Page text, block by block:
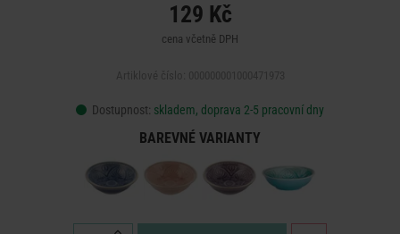
129 Kč
cena včetně DPH
Dostupnost: skladem, doprava 2-5 pracovní dny
BAREVNÉ VARIANTY